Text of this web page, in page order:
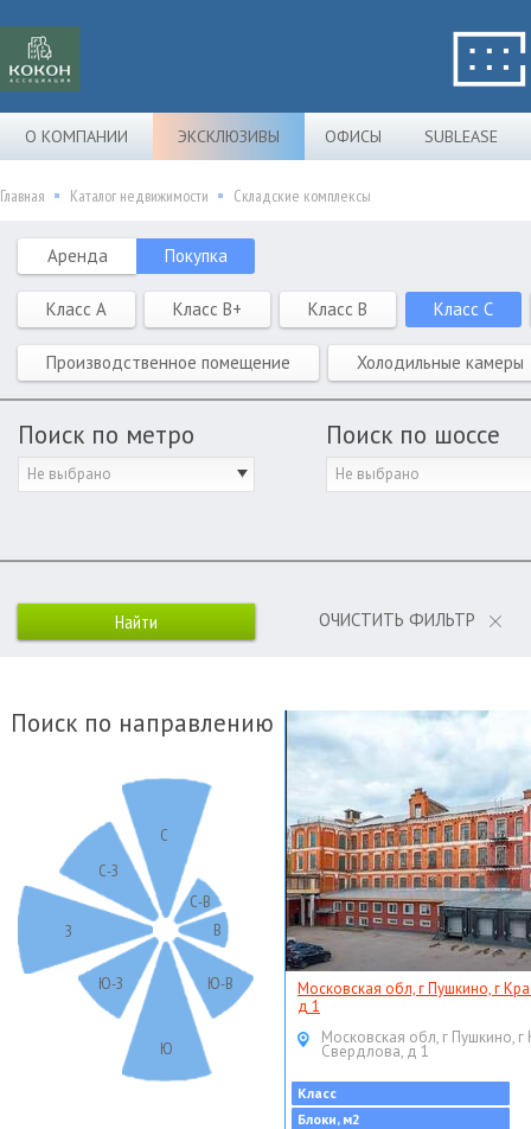
О КОМПАНИИ ЭКСКЛЮЗИВЫ ОФИСЫ SUBLEASE
Главная Каталог недвижимости Складские комплексы
Аренда Покупка
Класс A Класс B+ Класс B Класс C
Производственное помещение Холодильные камеры
Поиск по метро
Не выбрано
Поиск по шоссе
Не выбрано
ОЧИСТИТЬ ФИЛЬТР
Поиск по направлению
С
С-В
В
Ю-В
Ю
Ю-З
З
С-З
Московская обл, г Пушкино, г
д 1
Московская обл, г Пушкино, г
Свердлова, д 1
Класс
Блоки, м2